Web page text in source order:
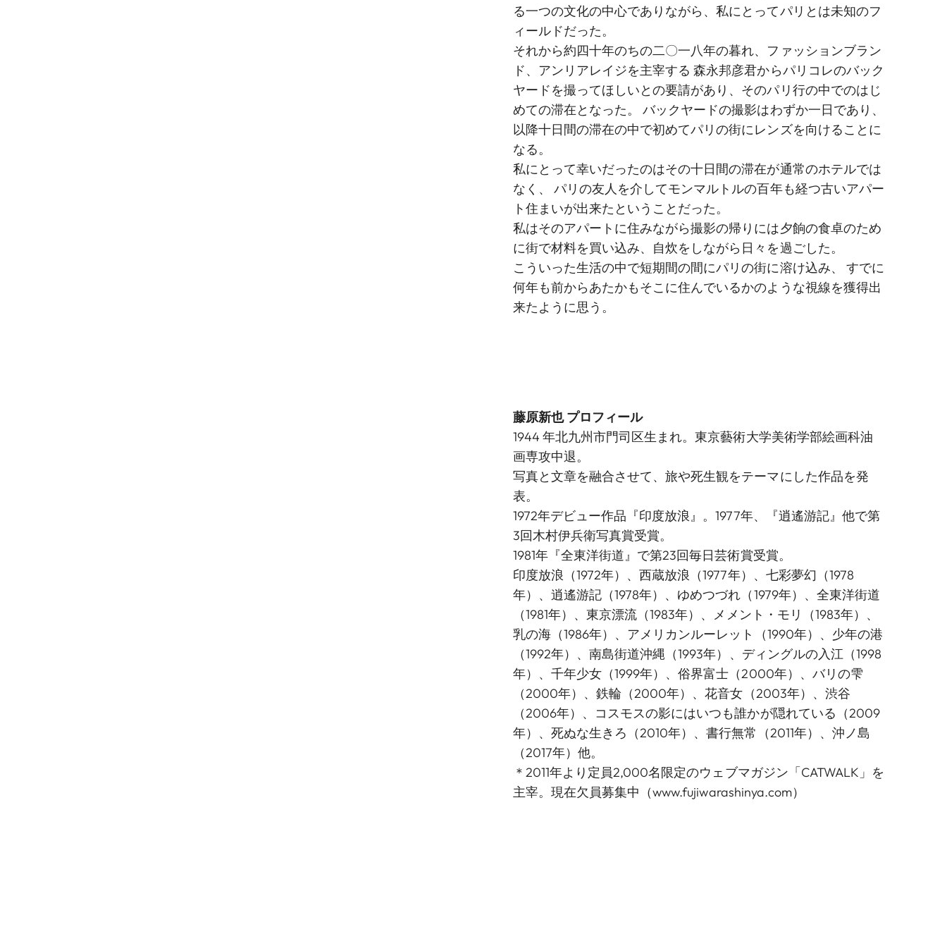
る一つの文化の中心でありながら、私にとってパリとは未知のフ
ィールドだった。
それから約四十年のちの二〇一八年の暮れ、ファッションブラン
ド、アンリアレイジを主宰する 森永邦彦君からパリコレのバック
ヤードを撮ってほしいとの要請があり、そのパリ行の中でのはじ
めての滞在となった。 バックヤードの撮影はわずか一日であり、
以降十日間の滞在の中で初めてパリの街にレンズを向けることに
なる。
私にとって幸いだったのはその十日間の滞在が通常のホテルでは
なく、 パリの友人を介してモンマルトルの百年も経つ古いアパー
ト住まいが出来たということだった。
私はそのアパートに住みながら撮影の帰りには夕餉の食卓のため
に街で材料を買い込み、自炊をしながら日々を過ごした。
こういった生活の中で短期間の間にパリの街に溶け込み、 すでに
何年も前からあたかもそこに住んでいるかのような視線を獲得出
来たように思う。
藤原新也 プロフィール
1944 年北九州市門司区生まれ。東京藝術大学美術学部絵画科油
画専攻中退。
写真と文章を融合させて、旅や死生観をテーマにした作品を発
表。
1972年デビュー作品『印度放浪』。1977年、『逍遙游記』他で第
3回木村伊兵衛写真賞受賞。
1981年『全東洋街道』で第23回毎日芸術賞受賞。
印度放浪（1972年）、西蔵放浪（1977年）、七彩夢幻（1978
年）、逍遙游記（1978年）、ゆめつづれ（1979年）、全東洋街道
（1981年）、東京漂流（1983年）、メメント・モリ（1983年）、
乳の海（1986年）、アメリカンルーレット（1990年）、少年の港
（1992年）、南島街道沖縄（1993年）、ディングルの入江（1998
年）、千年少女（1999年）、俗界富士（2000年）、バリの雫
（2000年）、鉄輪（2000年）、花音女（2003年）、渋谷
（2006年）、コスモスの影にはいつも誰かが隠れている（2009
年）、死ぬな生きろ（2010年）、書行無常（2011年）、沖ノ島
（2017年）他。
＊2011年より定員2,000名限定のウェブマガジン「CATWALK」を
主宰。現在欠員募集中（www.fujiwarashinya.com）